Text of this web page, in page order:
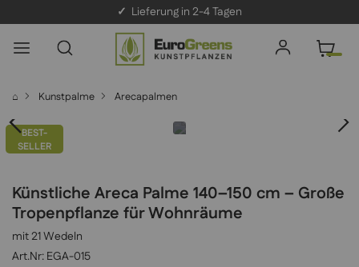
✓ Lieferung in 2-4 Tagen
⌂ Kunstpalme Arecapalmen
BEST-
SELLER
Künstliche Areca Palme 140–150 cm – Große
Tropenpflanze für Wohnräume
mit 21 Wedeln
EGA-015